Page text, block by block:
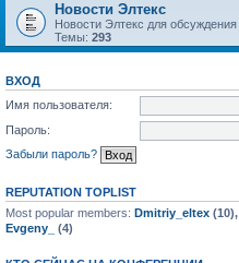
Новости Элтекс
Новости Элтекс для обсуждения
Темы: 293
ВХОД
Имя пользователя:
Пароль:
Забыли пароль?
REPUTATION TOPLIST
Most popular members: Dmitriy_eltex (10),
Evgeny_
(4)